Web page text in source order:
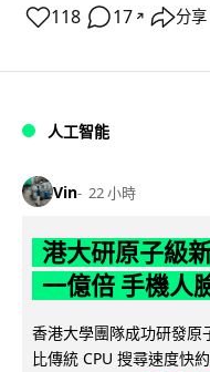
118 17 ↗ 分享
人工智能
Vin 22 小時
港大研原子級
一億倍 手機人
香港大學團隊成功研發原
比傳統 CPU 搜尋速度快